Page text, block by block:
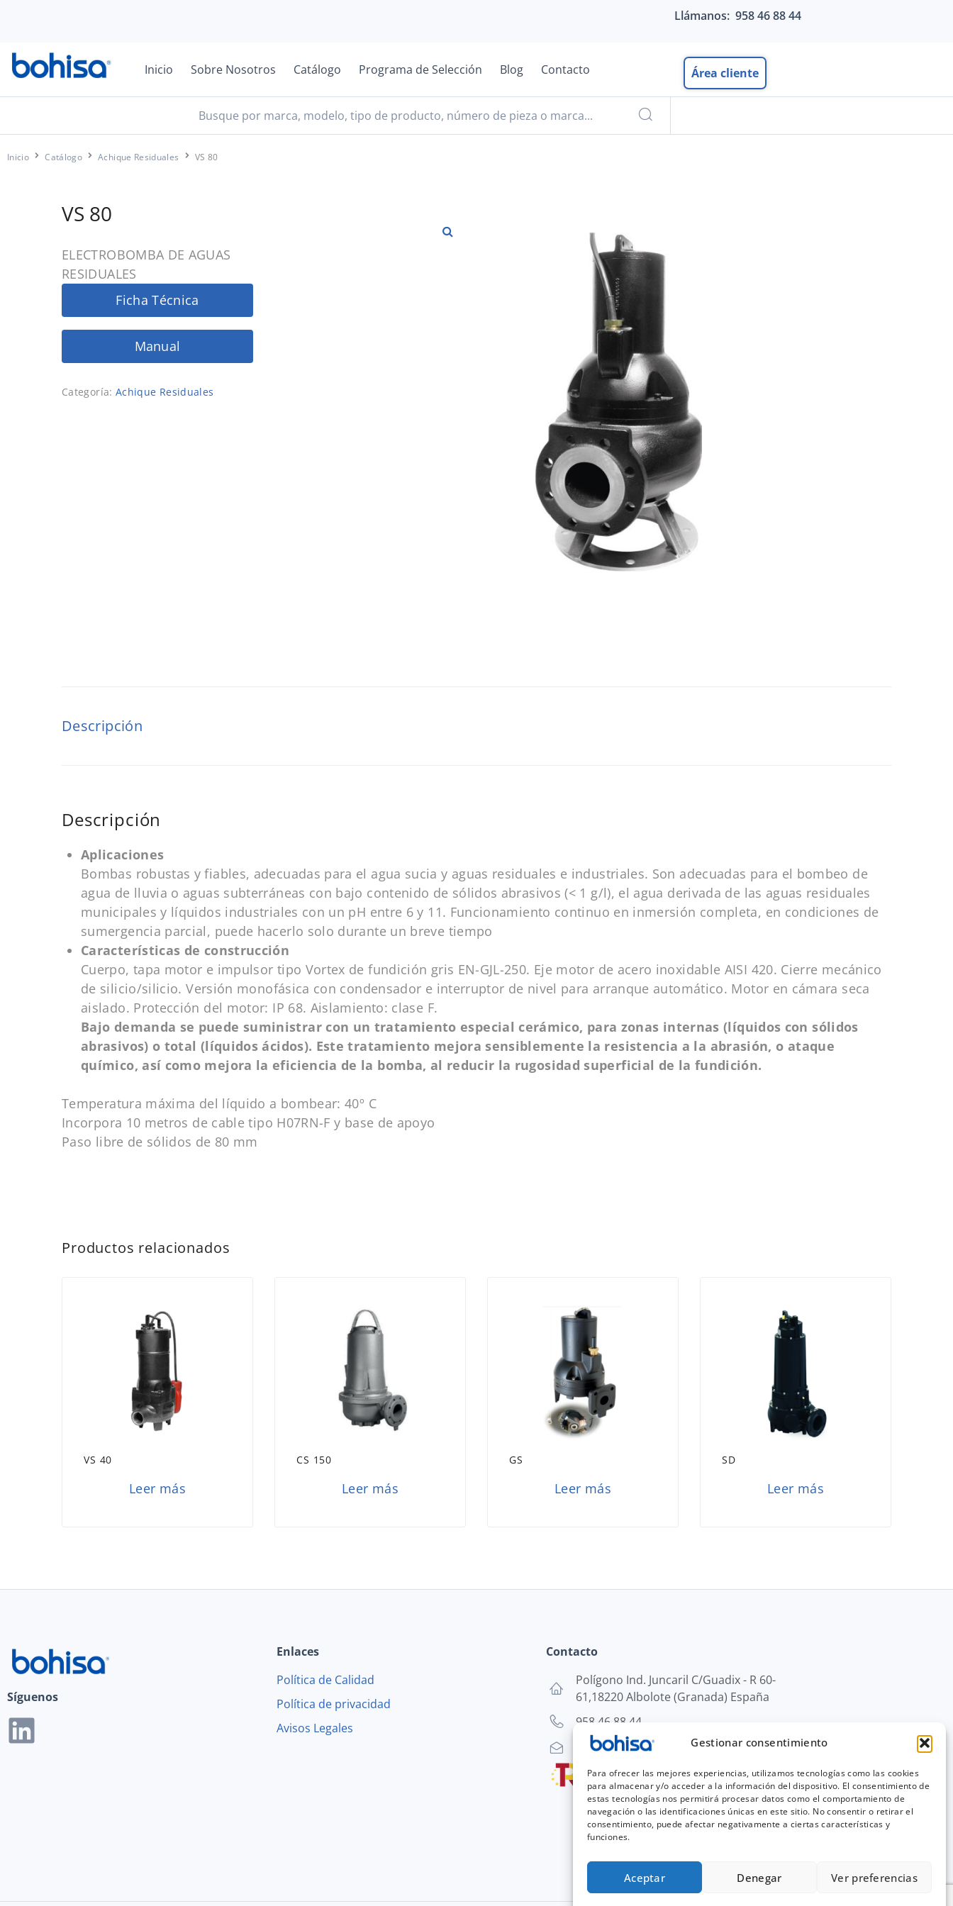
Gestionar consentimiento
Para ofrecer las mejores experiencias, utilizamos tecnologías como las cookies
para almacenar y/o acceder a la información del dispositivo. El consentimiento de
estas tecnologías nos permitirá procesar datos como el comportamiento de
navegación o las identificaciones únicas en este sitio. No consentir o retirar el
consentimiento, puede afectar negativamente a ciertas características y
funciones.
Aceptar Denegar Ver preferencias
Llámanos: 958 46 88 44
Inicio Sobre Nosotros Catálogo Programa de Selección Blog Contacto Área cliente
Inicio Catálogo Achique Residuales VS 80
VS 80
ELECTROBOMBA DE AGUAS
RESIDUALES
Ficha Técnica
Manual
Categoría: Achique Residuales
Descripción
Descripción
Aplicaciones
Bombas robustas y fiables, adecuadas para el agua sucia y aguas residuales e industriales. Son adecuadas para el bombeo de
agua de lluvia o aguas subterráneas con bajo contenido de sólidos abrasivos (< 1 g/l), el agua derivada de las aguas residuales
municipales y líquidos industriales con un pH entre 6 y 11. Funcionamiento continuo en inmersión completa, en condiciones de
sumergencia parcial, puede hacerlo solo durante un breve tiempo
Características de construcción
Cuerpo, tapa motor e impulsor tipo Vortex de fundición gris EN-GJL-250. Eje motor de acero inoxidable AISI 420. Cierre mecánico
de silicio/silicio. Versión monofásica con condensador e interruptor de nivel para arranque automático. Motor en cámara seca
aislado. Protección del motor: IP 68. Aislamiento: clase F.
Bajo demanda se puede suministrar con un tratamiento especial cerámico, para zonas internas (líquidos con sólidos
abrasivos) o total (líquidos ácidos). Este tratamiento mejora sensiblemente la resistencia a la abrasión, o ataque
químico, así como mejora la eficiencia de la bomba, al reducir la rugosidad superficial de la fundición.
Temperatura máxima del líquido a bombear: 40º C
Incorpora 10 metros de cable tipo H07RN-F y base de apoyo
Paso libre de sólidos de 80 mm
Productos relacionados
VS 40
Leer más
CS 150
Leer más
GS
Leer más
SD
Leer más
Síguenos
Enlaces
Política de Calidad
Política de privacidad
Avisos Legales
Contacto
Polígono Ind. Juncaril C/Guadix - R 60-
61,18220 Albolote (Granada) España
958 46 88 44
bohisa@saer.info